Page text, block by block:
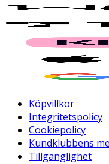
Köpvillkor
Integritetspolicy
Cookiepolicy
Kundklubbens
Tillgänglighet